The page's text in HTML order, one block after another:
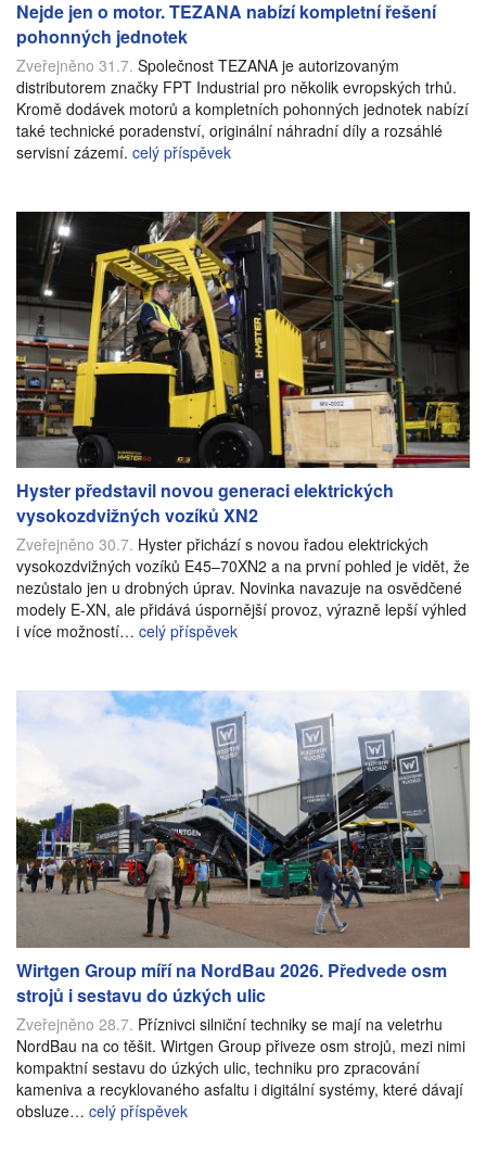
Nejde jen o motor. TEZANA nabízí kompletní řešení
pohonných jednotek
Zveřejněno 31.7. Společnost TEZANA je autorizovaným
distributorem značky FPT Industrial pro několik evropských trhů.
Kromě dodávek motorů a kompletních pohonných jednotek nabízí
také technické poradenství, originální náhradní díly a rozsáhlé
servisní zázemí. celý příspěvek
Hyster představil novou generaci elektrických
vysokozdvižných vozíků XN2
Zveřejněno 30.7. Hyster přichází s novou řadou elektrických
vysokozdvižných vozíků E45–70XN2 a na první pohled je vidět, že
nezůstalo jen u drobných úprav. Novinka navazuje na osvědčené
modely E-XN, ale přidává úspornější provoz, výrazně lepší výhled
i více možností… celý příspěvek
Wirtgen Group míří na NordBau 2026. Předvede osm
strojů i sestavu do úzkých ulic
Zveřejněno 28.7. Příznivci silniční techniky se mají na veletrhu
NordBau na co těšit. Wirtgen Group přiveze osm strojů, mezi nimi
kompaktní sestavu do úzkých ulic, techniku pro zpracování
kameniva a recyklovaného asfaltu i digitální systémy, které dávají
obsluze… celý příspěvek